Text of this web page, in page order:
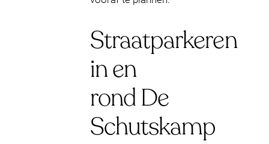
Straatparkeren
in en
rond De
Schutskamp